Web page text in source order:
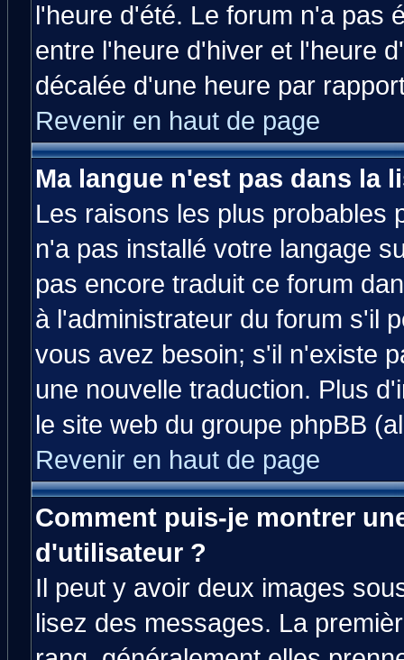
l'heure d'été. Le forum n'a pas
entre l'heure d'hiver et l'heure
décalée d'une heure par
Revenir en haut de page
Ma langue n'est pas dans la
Les raisons les plus probables
n'a pas installé votre langage
pas encore traduit ce forum
à l'administrateur du forum s'il
vous avez besoin; s'il n'existe
une nouvelle traduction. Plus
le site web du groupe phpBB
Revenir en haut de page
Comment puis-je montrer
d'utilisateur ?
Il peut y avoir deux images
lisez des messages. La